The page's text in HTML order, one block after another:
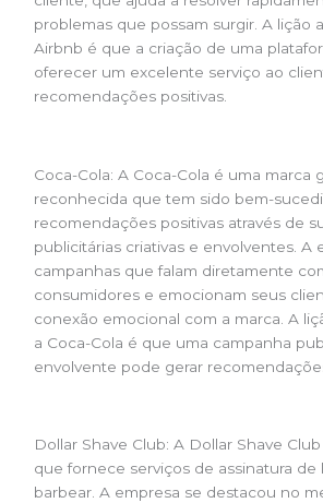
problemas que possam surgir. A lição
Airbnb é que a criação de uma
oferecer um excelente serviço ao
recomendações positivas.
Coca-Cola: A Coca-Cola é uma marca
reconhecida que tem sido bem-
recomendações positivas através de
publicitárias criativas e envolventes. A
campanhas que falam diretamente
consumidores e emocionam seus
conexão emocional com a marca. A
a Coca-Cola é que uma campanha
envolvente pode gerar
Dollar Shave Club: A Dollar Shave
que fornece serviços de assinatura de
barbear. A empresa se destacou no